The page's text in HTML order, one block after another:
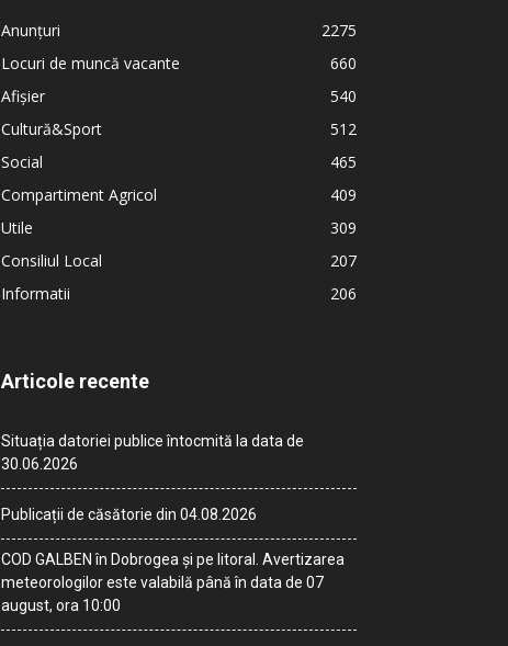
Anunțuri
2275
Locuri de muncă vacante
660
Afișier
540
Cultură&Sport
512
Social
465
Compartiment Agricol
409
Utile
309
Consiliul Local
207
Informatii
206
Articole recente
Situația datoriei publice întocmită la data de
30.06.2026
Publicații de căsătorie din 04.08.2026
COD GALBEN în Dobrogea și pe litoral. Avertizarea
meteorologilor este valabilă până în data de 07
august, ora 10:00